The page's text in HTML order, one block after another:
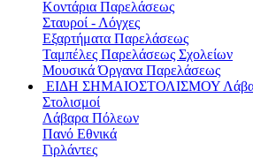
Κοντάρια Παρελάσεως
Σταυροί - Λόγχες
Εξαρτήματα Παρελάσεως
Ταμπέλες Παρελάσεως Σχολείων
Μουσικά Όργανα Παρελάσεως
ΕΙΔΗ ΣΗΜΑΙΟΣΤΟΛΙΣΜΟΥ
Στολισμοί
Λάβαρα Πόλεων
Πανό Εθνικά
Γιρλάντες